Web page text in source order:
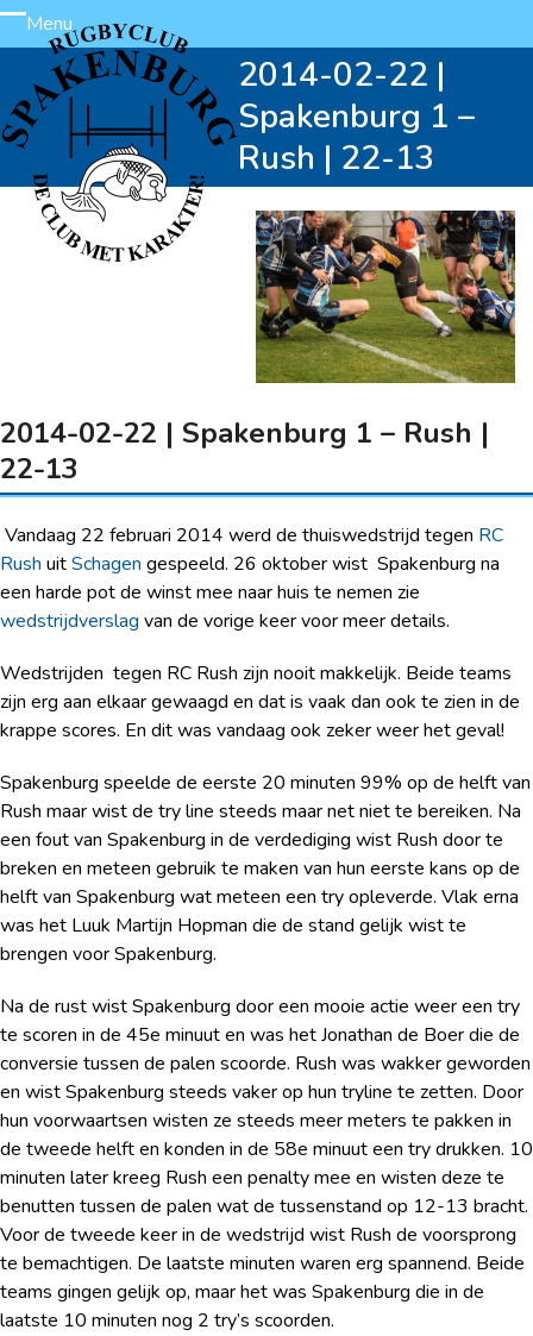
Skip
to
content
Menu
Open
mobile
menu
Close
mobile
menu
2014-02-22 |
Spakenburg 1 –
Rush | 22-13
2014-02-22 | Spakenburg 1 – Rush |
22-13
Vandaag 22 februari 2014 werd de thuiswedstrijd tegen RC
Rush uitSchagen gespeeld. 26 oktober wist Spakenburg na
een harde pot de winst mee naar huis te nemen zie
wedstrijdverslag van de vorige keer voor meer details.
Wedstrijden tegen RC Rush zijn nooit makkelijk. Beide teams
zijn erg aan elkaar gewaagd en dat is vaak dan ook te zien in de
krappe scores. En dit was vandaag ook zeker weer het geval!
Spakenburg speelde de eerste 20 minuten 99% op de helft van
Rush maar wist de try line steeds maar net niet te bereiken. Na
een fout van Spakenburg in de verdediging wist Rush door te
breken en meteen gebruik te maken van hun eerste kans op de
helft van Spakenburg wat meteen een try opleverde. Vlak erna
was het Luuk Martijn Hopman die de stand gelijk wist te
brengen voor Spakenburg.
Na de rust wist Spakenburg door een mooie actie weer een try
te scoren in de 45e minuut en was het Jonathan de Boer die de
conversie tussen de palen scoorde. Rush was wakker geworden
en wist Spakenburg steeds vaker op hun tryline te zetten. Door
hun voorwaartsen wisten ze steeds meer meters te pakken in
de tweede helft en konden in de 58e minuut een try drukken. 10
minuten later kreeg Rush een penalty mee en wisten deze te
benutten tussen de palen wat de tussenstand op 12-13 bracht.
Voor de tweede keer in de wedstrijd wist Rush de voorsprong
te bemachtigen. De laatste minuten waren erg spannend. Beide
teams gingen gelijk op, maar het was Spakenburg die in de
laatste 10 minuten nog 2 try’s scoorden.